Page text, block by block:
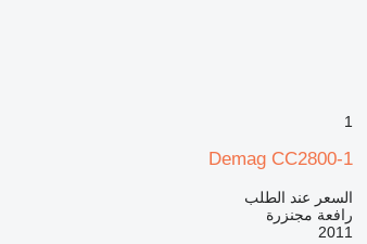
1
Demag CC2800-1
السعر عند الطلب
رافعة مجنزرة
2011